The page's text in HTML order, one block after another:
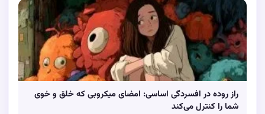
راز روده در افسردگی اساسی: امضای میکروبی که خلق و خوی
شما را کنترل می‌کند